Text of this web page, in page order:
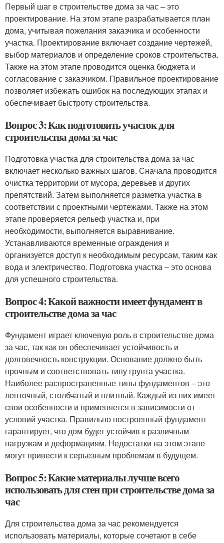
Первый шаг в строительстве дома за час – это
проектирование. На этом этапе разрабатывается план
дома, учитывая пожелания заказчика и особенности
участка. Проектирование включает создание чертежей,
выбор материалов и определение сроков строительства.
Также на этом этапе проводится оценка бюджета и
согласование с заказчиком. Правильное проектирование
позволяет избежать ошибок на последующих этапах и
обеспечивает быстроту строительства.
Вопрос 3: Как подготовить участок для
строительства дома за час
Подготовка участка для строительства дома за час
включает несколько важных шагов. Сначала проводится
очистка территории от мусора, деревьев и других
препятствий. Затем выполняется разметка участка в
соответствии с проектными чертежами. Также на этом
этапе проверяется рельеф участка и, при
необходимости, выполняется выравнивание.
Устанавливаются временные ограждения и
организуется доступ к необходимым ресурсам, таким как
вода и электричество. Подготовка участка – это основа
для успешного строительства.
Вопрос 4: Какой важности имеет фундамент в
строительстве дома за час
Фундамент играет ключевую роль в строительстве дома
за час, так как он обеспечивает устойчивость и
долговечность конструкции. Основание должно быть
прочным и соответствовать типу грунта участка.
Наиболее распространенные типы фундаментов – это
ленточный, столбчатый и плитный. Каждый из них имеет
свои особенности и применяется в зависимости от
условий участка. Правильно построенный фундамент
гарантирует, что дом будет устойчив к различным
нагрузкам и деформациям. Недостатки на этом этапе
могут привести к серьезным проблемам в будущем.
Вопрос 5: Какие материалы лучше всего
использовать для стен при строительстве дома за
час
Для строительства дома за час рекомендуется
использовать материалы, которые сочетают в себе